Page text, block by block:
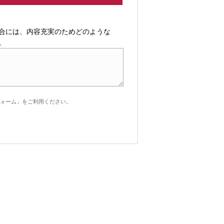
には、内容充実のためどのような
ーム」をご利用ください。